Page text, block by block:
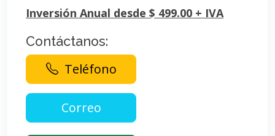
Inversión Anual desde $ 499.00 + IVA
Contáctanos:
Teléfono